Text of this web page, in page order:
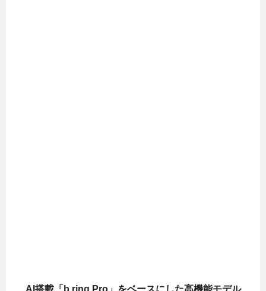
AI搭載「b.ring Pro」をベースにした高機能モデル